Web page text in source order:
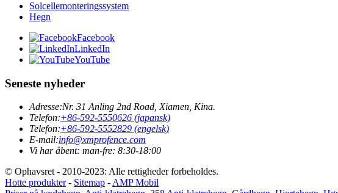
Solcellemonteringssystem
Hegn
Facebook
LinkedIn
YouTube
Seneste nyheder
Adresse:Nr. 31 Anling 2nd Road, Xiamen, Kina.
Telefon:+86-592-5550626 (japansk)
Telefon:+86-592-5552829 (engelsk)
E-mail:info@xmprofence.com
Vi har åbent: man-fre: 8:30-18:00
© Ophavsret - 2010-2023: Alle rettigheder forbeholdes.
Hotte produkter- Sitemap -AMP Mobil